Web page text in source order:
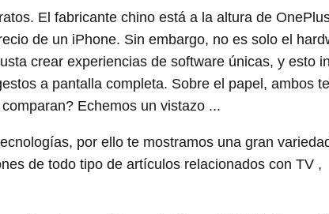
El fabricante chino está a la altura de
de un iPhone. Sin embargo, no es solo el
crear experiencias de software únicas, y esto
a pantalla completa. Sobre el papel, ambos
Echemos un vistazo ...
por ello te mostramos una gran
de todo tipo de artículos relacionados con TV ,